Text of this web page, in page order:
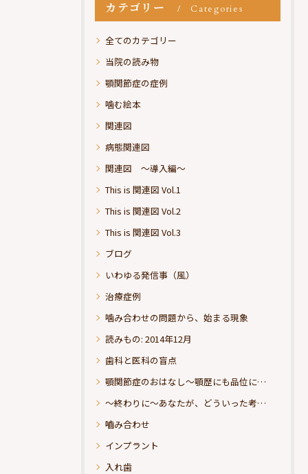
カテゴリー Categories
全てのカテゴリー
当院の読み物
顎関節症の症例
噛む絵本
関連図
病態関連図
関連図 ～導入編～
This is 関連図 Vol.1
This is 関連図 Vol.2
This is 関連図 Vol.3
ブログ
いわゆる発信事（風）
治療症例
噛み合わせの問題から、始まる現象
読みもの: 2014年12月
歯科と医科の盲点
顎関節症のおはなし～顎歴にも品位にこだわりたい
～終わりに～あなたが、どういった考えの治療をお求めになられるのか？
嚙み合わせ
インプラント
入れ歯